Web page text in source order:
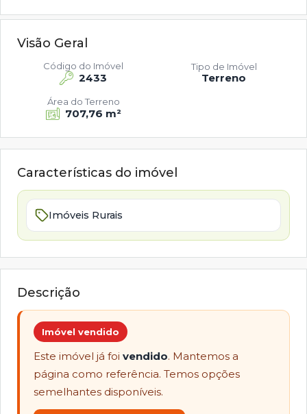
Visão Geral
2433
Código do Imóvel
Terreno
Tipo de Imóvel
707,76 m²
Área do Terreno
Características do imóvel
Imóveis Rurais
Descrição
Imóvel vendido
Este imóvel já foi vendido. Mantemos a
página como referência. Temos opções
semelhantes disponíveis.